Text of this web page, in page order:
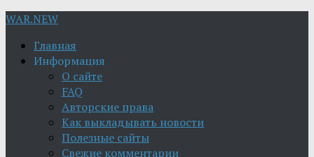
WAR.NEW
Главная
Информация
О сайте
FAQ
Авторские права
Как выкладывать новости
Полезные сайты
Свежие комментарии